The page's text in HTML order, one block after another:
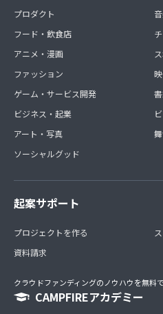
プロダクト
フード・飲食店
アニメ・漫画
ファッション
ゲーム・サービス開発
ビジネス・起業
アート・写真
ソーシャルグッド
起案サポート
プロジェクトを作る
資料請求
クラウドファンディングのノウハウを無料
CAMPFIREアカデミー